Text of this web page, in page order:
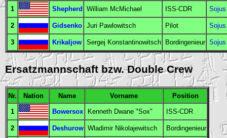
1
Shepherd William McMichael ISS-CDR
2 Gidsenko Juri Pawlowitsch Pilot
3 Krikaljow Sergej Konstantinowitsch Bordingenieur
Ersatzmannschaft bzw. Double Crew
Nr. Nation Name Vorname Position
1 Bowersox Kenneth Dwane "Sox" ISS-CDR
2 Deshurow Wladimir Nikolajewitsch Bordingenieur